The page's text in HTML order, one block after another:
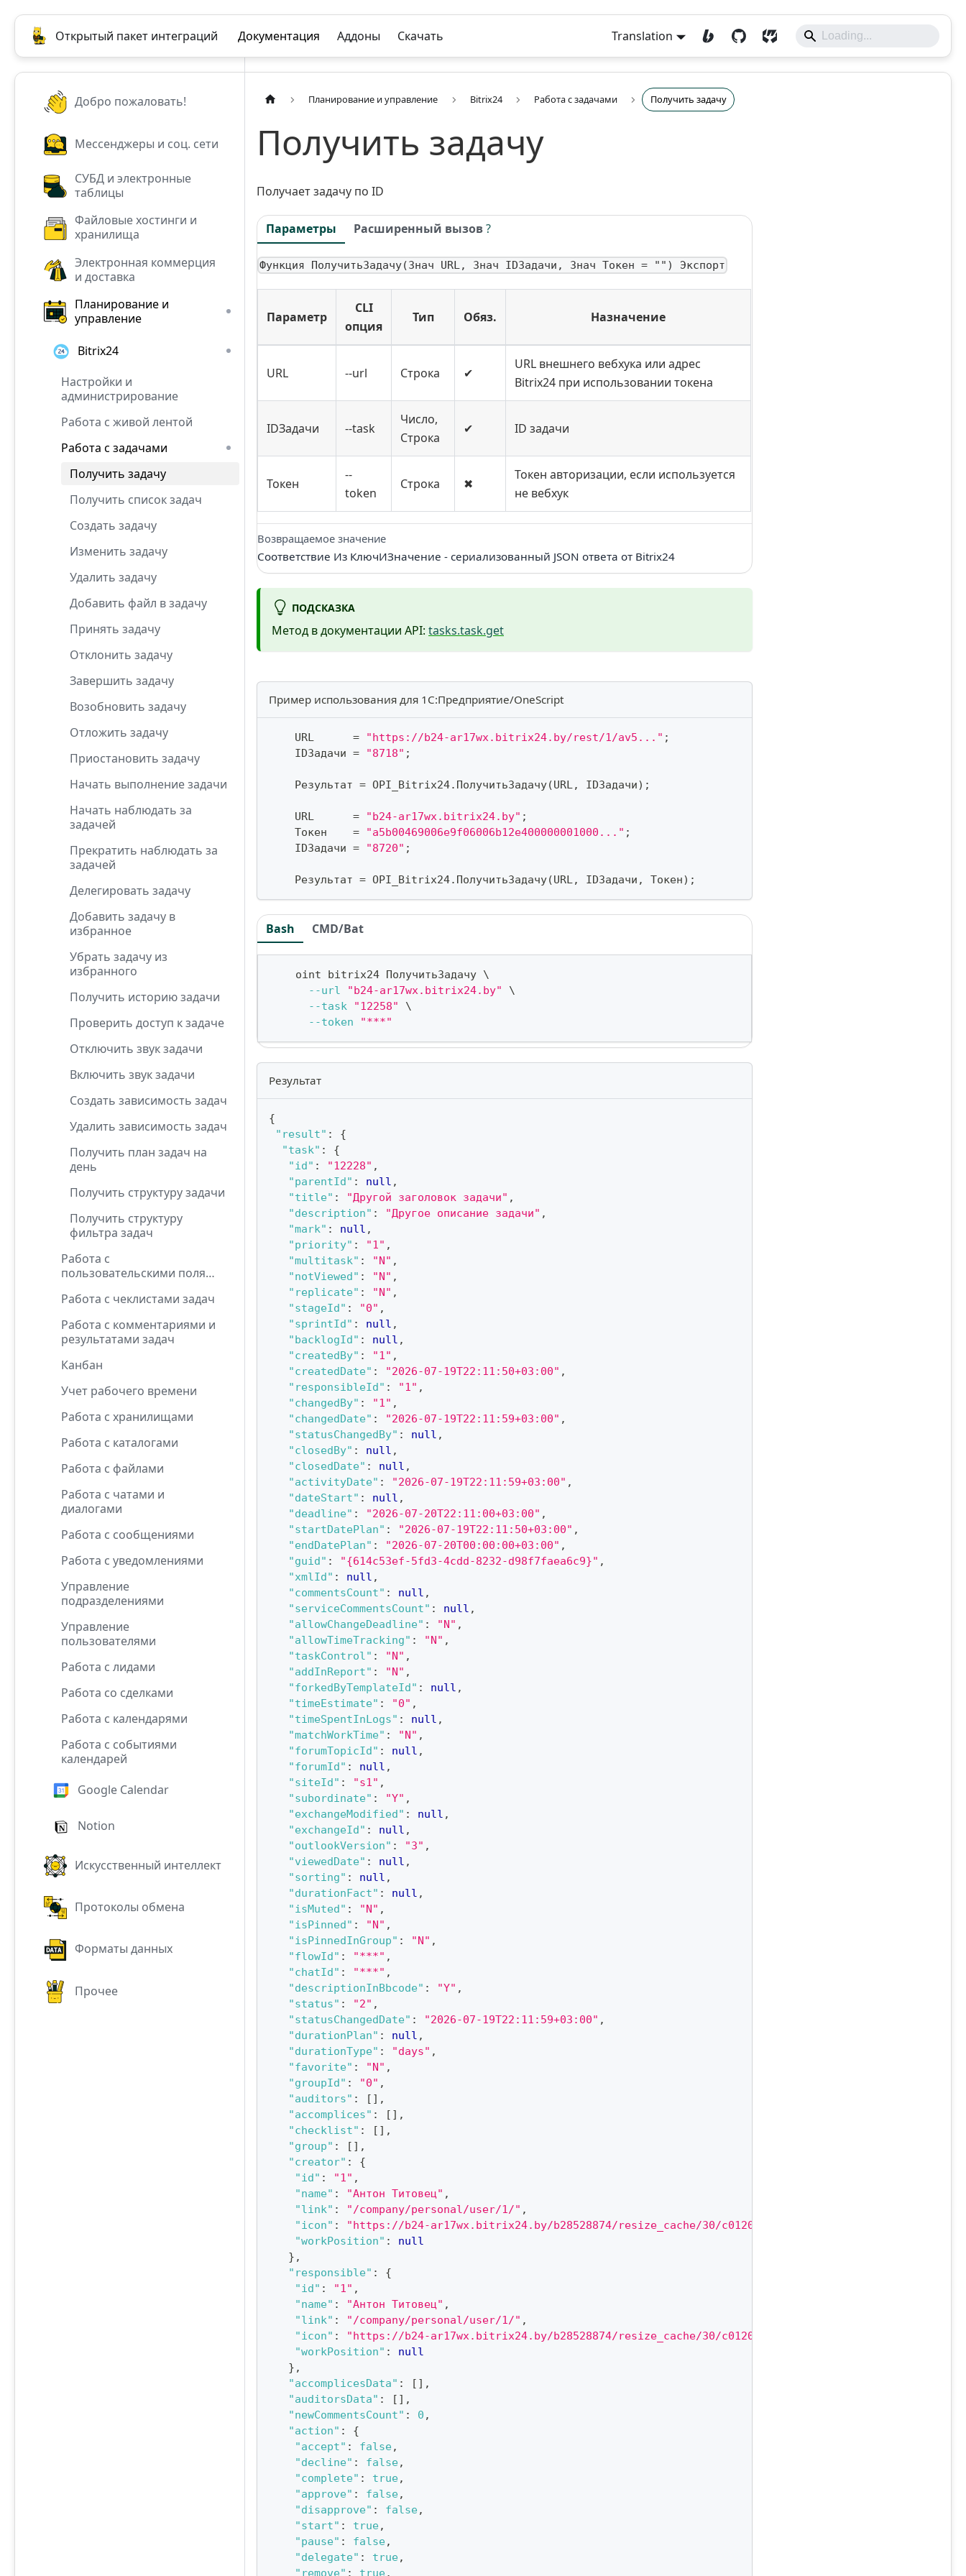
Открытый пакет интеграций Документация Аддоны Скачать Translation
Добро пожаловать!
Мессенджеры и соц. сети
СУБД и электронные
таблицы
Файловые хостинги и
хранилища
Электронная коммерция
и доставка
Планирование и
управление
Bitrix24
Настройки и
администрирование
Работа с живой лентой
Работа с задачами
Получить задачу
Получить список задач
Создать задачу
Изменить задачу
Удалить задачу
Добавить файл в задачу
Принять задачу
Отклонить задачу
Завершить задачу
Возобновить задачу
Отложить задачу
Приостановить задачу
Начать выполнение задачи
Начать наблюдать за
задачей
Прекратить наблюдать за
задачей
Делегировать задачу
Добавить задачу в
избранное
Убрать задачу из
избранного
Получить историю задачи
Проверить доступ к задаче
Отключить звук задачи
Включить звук задачи
Создать зависимость задач
Удалить зависимость задач
Получить план задач на
день
Получить структуру задачи
Получить структуру
фильтра задач
Работа с
пользовательскими полями
Работа с чеклистами задач
Работа с комментариями и
результатами задач
Канбан
Учет рабочего времени
Работа с хранилищами
Работа с каталогами
Работа с файлами
Работа с чатами и
диалогами
Работа с сообщениями
Работа с уведомлениями
Управление
подразделениями
Управление
пользователями
Работа с лидами
Работа со сделками
Работа с календарями
Работа с событиями
календарей
Google Calendar
Notion
Искусственный интеллект
Протоколы обмена
Форматы данных
Прочее
Планирование и управление Bitrix24 Работа с задачами Получить задачу
Получить задачу
Получает задачу по ID
Параметры Расширенный вызов?
Функция ПолучитьЗадачу(Знач URL, Знач IDЗадачи, Знач Токен = "") Экспорт
Параметр
CLI
опция
Тип Обяз. Назначение
URL --url Строка ✔
URL внешнего вебхука или адрес
Bitrix24 при использовании токена
IDЗадачи --task
Число,
Строка
✔ ID задачи
Токен
--
token
Строка ✖
Токен авторизации, если используется
не вебхук
Возвращаемое значение
Соответствие Из КлючИЗначение - сериализованный JSON ответа от Bitrix24
ПОДСКАЗКА
Метод в документации API: tasks.task.get
Пример использования для 1С:Предприятие/OneScript
    URL
= "https://b24-ar17wx.bitrix24.by/rest/1/av5..." ;
    IDЗадачи
= "8718" ;
    Результат
= OPI_Bitrix24. ПолучитьЗадачу(URL, IDЗадачи) ;
    URL
= "b24-ar17wx.bitrix24.by" ;
    Токен
= "a5b00469006e9f06006b12e400000001000..." ;
    IDЗадачи
= "8720" ;
    Результат
= OPI_Bitrix24. ПолучитьЗадачу(URL, IDЗадачи , Токен) ;
Bash CMD/Bat
    oint bitrix24 ПолучитьЗадачу
\
--url
"b24-ar17wx.bitrix24.by"
\
--task
"12258"
\
--token
"***"
Результат
{
"result" :
{
"task" :
{
"id" : "12228" ,
"parentId" : null ,
"title" : "Другой заголовок задачи" ,
"description" : "Другое описание задачи" ,
"mark" : null ,
"priority" : "1" ,
"multitask" : "N" ,
"notViewed" : "N" ,
"replicate" : "N" ,
"stageId" : "0" ,
"sprintId" : null ,
"backlogId" : null ,
"createdBy" : "1" ,
"createdDate" : "2026-07-19T22:11:50+03:00" ,
"responsibleId" : "1" ,
"changedBy" : "1" ,
"changedDate" : "2026-07-19T22:11:59+03:00" ,
"statusChangedBy" : null ,
"closedBy" : null ,
"closedDate" : null ,
"activityDate" : "2026-07-19T22:11:59+03:00" ,
"dateStart" : null ,
"deadline" : "2026-07-20T22:11:00+03:00" ,
"startDatePlan" : "2026-07-19T22:11:50+03:00" ,
"endDatePlan" : "2026-07-20T00:00:00+03:00" ,
"guid" : "{614c53ef-5fd3-4cdd-8232-d98f7faea6c9}" ,
"xmlId" : null ,
"commentsCount" : null ,
"serviceCommentsCount" : null ,
"allowChangeDeadline" : "N" ,
"allowTimeTracking" : "N" ,
"taskControl" : "N" ,
"addInReport" : "N" ,
"forkedByTemplateId" : null ,
"timeEstimate" : "0" ,
"timeSpentInLogs" : null ,
"matchWorkTime" : "N" ,
"forumTopicId" : null ,
"forumId" : null ,
"siteId" : "s1" ,
"subordinate" : "Y" ,
"exchangeModified" : null ,
"exchangeId" : null ,
"outlookVersion" : "3" ,
"viewedDate" : null ,
"sorting" : null ,
"durationFact" : null ,
"isMuted" : "N" ,
"isPinned" : "N" ,
"isPinnedInGroup" : "N" ,
"flowId" : "***" ,
"chatId" : "***" ,
"descriptionInBbcode" : "Y" ,
"status" : "2" ,
"statusChangedDate" : "2026-07-19T22:11:59+03:00" ,
"durationPlan" : null ,
"durationType" : "days" ,
"favorite" : "N" ,
"groupId" : "0" ,
"auditors" : [ ] ,
"accomplices" : [ ] ,
"checklist" : [ ] ,
"group" : [ ] ,
"creator" :
{
"id" : "1" ,
"name" : "Антон Титовец" ,
"link" : "/company/personal/user/1/" ,
"icon" :
"https://b24-ar17wx.bitrix24.by/b28528874/resize_cache/30/c0120a8d7c10d63c83e32398d1ec4d9e/main/
"workPosition" :
null
} ,
"responsible" :
{
"id" : "1" ,
"name" : "Антон Титовец" ,
"link" : "/company/personal/user/1/" ,
"icon" :
"https://b24-ar17wx.bitrix24.by/b28528874/resize_cache/30/c0120a8d7c10d63c83e32398d1ec4d9e/main/
"workPosition" :
null
} ,
"accomplicesData" : [ ] ,
"auditorsData" : [ ] ,
"newCommentsCount" : 0 ,
"action" :
{
"accept" : false,
"decline" : false,
"complete" : true,
"approve" : false,
"disapprove" : false,
"start" : true,
"pause" : false,
"delegate" : true,
"remove" : true,